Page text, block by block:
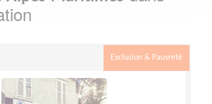
Exclusion & Pauvreté